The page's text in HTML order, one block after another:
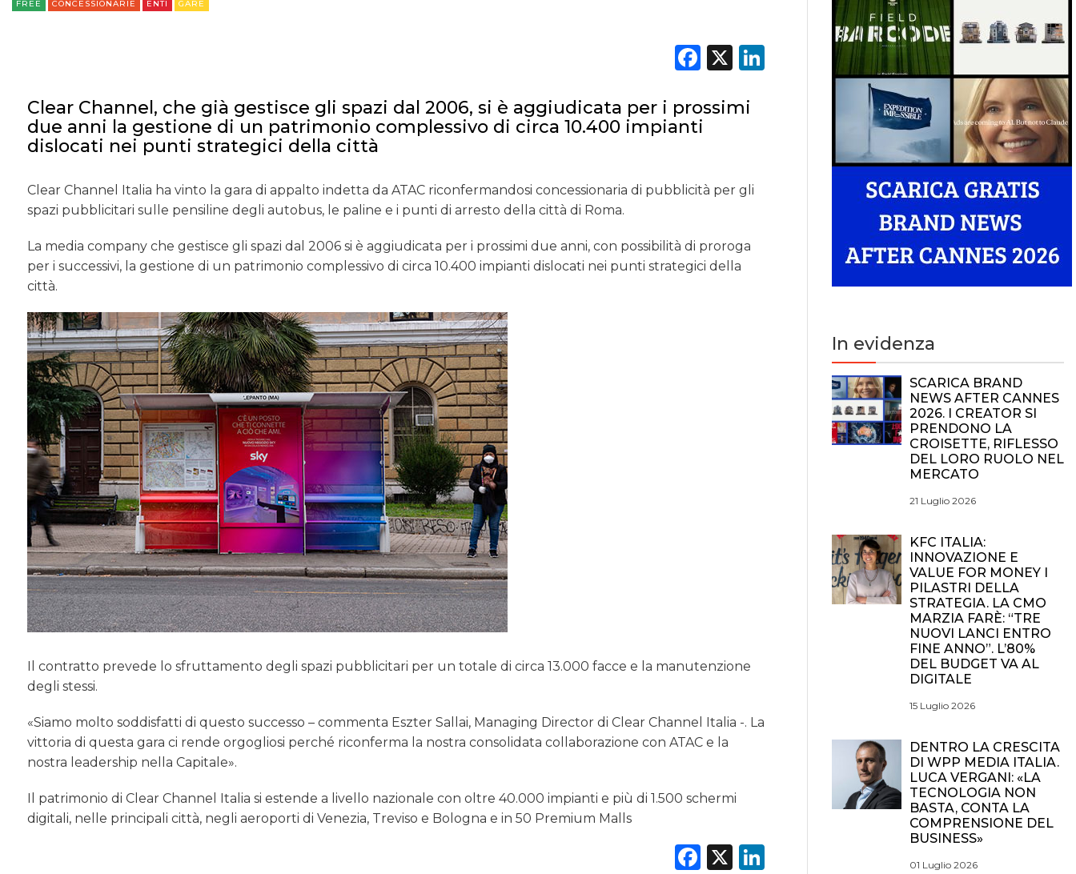
PREVISIONI/SCENARI
TREND
OPINIONI
FREE CONCESSIONARIE ENTI GARE
Facebook
X LinkedIn
Clear Channel, che già gestisce gli spazi dal 2006, si è aggiudicata per i prossimi
due anni la gestione di un patrimonio complessivo di circa 10.400 impianti
dislocati nei punti strategici della città
Clear Channel Italia ha vinto la gara di appalto indetta da ATAC riconfermandosi concessionaria di pubblicità per gli
spazi pubblicitari sulle pensiline degli autobus, le paline e i punti di arresto della città di Roma.
La media company che gestisce gli spazi dal 2006 si è aggiudicata per i prossimi due anni, con possibilità di proroga
per i successivi, la gestione di un patrimonio complessivo di circa 10.400 impianti dislocati nei punti strategici della
città.
Il contratto prevede lo sfruttamento degli spazi pubblicitari per un totale di circa 13.000 facce e la manutenzione
degli stessi.
«Siamo molto soddisfatti di questo successo – commenta Eszter Sallai, Managing Director di Clear Channel Italia -. La
vittoria di questa gara ci rende orgogliosi perché riconferma la nostra consolidata collaborazione con ATAC e la
nostra leadership nella Capitale».
Il patrimonio di Clear Channel Italia si estende a livello nazionale con oltre 40.000 impianti e più di 1.500 schermi
digitali, nelle principali città, negli aeroporti di Venezia, Treviso e Bologna e in 50 Premium Malls
Facebook
X LinkedIn
In evidenza
SCARICA BRAND
NEWS AFTER CANNES
2026. I CREATOR SI
PRENDONO LA
CROISETTE, RIFLESSO
DEL LORO RUOLO NEL
MERCATO
21 Luglio 2026
KFC ITALIA:
INNOVAZIONE E
VALUE FOR MONEY I
PILASTRI DELLA
STRATEGIA. LA CMO
MARZIA FARÈ: “TRE
NUOVI LANCI ENTRO
FINE ANNO”. L’80%
DEL BUDGET VA AL
DIGITALE
15 Luglio 2026
DENTRO LA CRESCITA
DI WPP MEDIA ITALIA.
LUCA VERGANI: «LA
TECNOLOGIA NON
BASTA, CONTA LA
COMPRENSIONE DEL
BUSINESS»
01 Luglio 2026